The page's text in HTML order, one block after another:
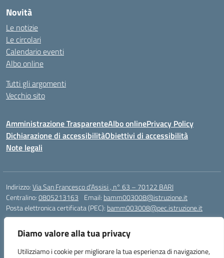
Diamo valore alla tua privacy
Utilizziamo i cookie per migliorare la tua esperienza di navigazione,
Novità
Le notizie
Le circolari
Calendario eventi
Albo online
Tutti gli argomenti
Vecchio sito
Amministrazione TrasparenteAlbo onlinePrivacy Policy
Dichiarazione di accessibilitàObiettivi di accessibilità
Note legali
Indirizzo:Via San Francesco d’Assisi , n° 63 – 70122 BARI
Centralino:0805213163 Email: bamm003008@istruzione.it
Posta elettronica certificata (PEC): bamm003008@pec.istruzione.it
Codice meccanografico:BAMM003008
Codice Indice delle Pubbliche Amministrazioni (IPA): istsc_bamm003008